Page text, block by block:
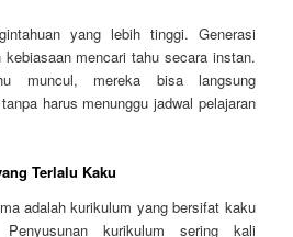
yang lebih tinggi. Generasi
mencari tahu secara instan.
muncul, mereka bisa langsung
harus menunggu jadwal pelajaran
Terlalu Kaku
adalah kurikulum yang bersifat kaku
kurikulum sering kali